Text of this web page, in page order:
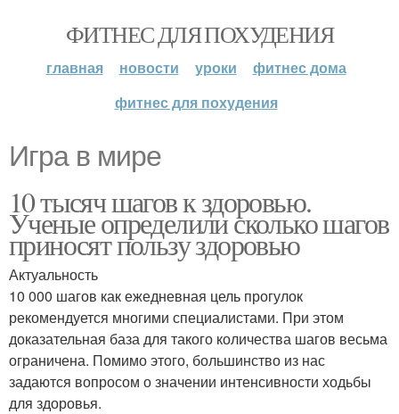
ФИТНЕС ДЛЯ ПОХУДЕНИЯ
главная новости уроки
фитнес дома
фитнес для похудения
Игра в мире
10 тысяч шагов к здоровью.
Ученые определили сколько шагов
приносят пользу здоровью
Актуальность
10 000 шагов как ежедневная цель прогулок
рекомендуется многими специалистами. При этом
доказательная база для такого количества шагов весьма
ограничена. Помимо этого, большинство из нас
задаются вопросом о значении интенсивности ходьбы
для здоровья.